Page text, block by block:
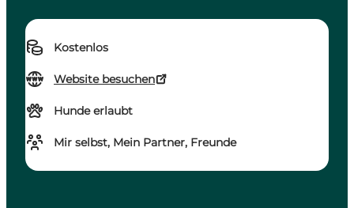
Kostenlos
Website besuchen
Hunde erlaubt
Mir selbst, Mein Partner, Freunde